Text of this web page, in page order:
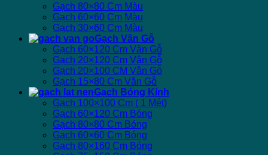
Gạch 80×80 Cm Màu
Gạch 60×60 Cm Màu
Gạch 30×60 Cm Màu
Gạch Vân Gỗ
Gạch 60×120 Cm Vân Gỗ
Gạch 20×120 Cm Vân Gỗ
Gạch 20×100 CM Vân Gỗ
Gạch 15×80 Cm Vân Gỗ
Gạch Bóng Kính
Gạch 100×100 Cm ( 1 Mét)
Gạch 60×120 Cm Bóng
Gạch 80×80 Cm Bóng
Gạch 60×60 Cm Bóng
Gạch 80×160 Cm Bóng